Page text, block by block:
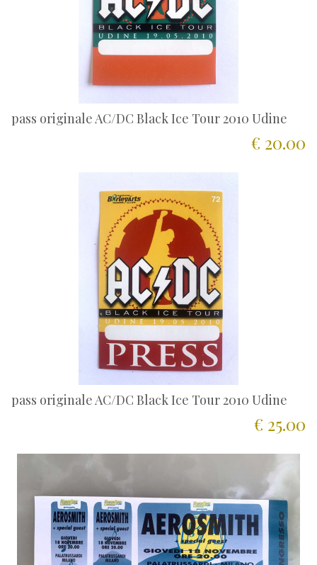
pass originale AC/DC Black Ice Tour 2010 Udine
€ 20.00
pass originale AC/DC Black Ice Tour 2010 Udine
€ 25.00